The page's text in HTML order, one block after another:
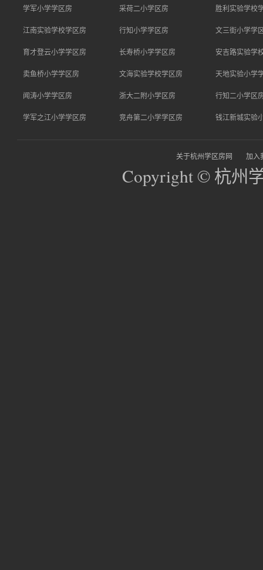
学军小学学区房 采荷二小学区房 胜利实验学校
江南实验学校学区房 行知小学学区房 文三街小学学
育才登云小学学区房 长寿桥小学学区房 安吉路实验学
卖鱼桥小学学区房 文海实验学校学区房 天地实验小学
闻涛小学学区房 浙大二附小学区房 行知二小学区
学军之江小学学区房 竞舟第二小学学区房 钱江新城实验
关于杭州学区房网 加入
Copyright © 杭州